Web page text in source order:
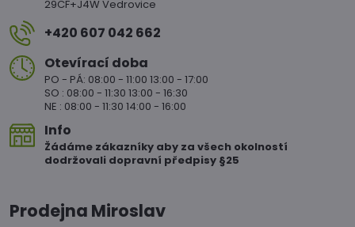
29CF+J4W Vedrovice
+420 607 042 662
Otevírací doba
PO - PÁ: 08:00 - 11:00 13:00 - 17:00
SO : 08:00 - 11:30 13:00 - 16:30
NE : 08:00 - 11:30 14:00 - 16:00
Info
Žádáme zákazníky aby za všech okolností
dodržovali dopravní předpisy §25
Prodejna Miroslav